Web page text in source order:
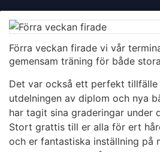
Förra veckan firade vi vår
gemensam träning för både
Det var också ett perfekt
utdelningen av diplom och nya
har tagit sina graderingar under
Stort grattis till er alla för ert
och er fantastiska inställning på